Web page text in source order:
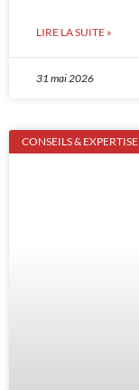
LIRE LA SUITE »
31 mai 2026
CONSEILS & EXPERTISE